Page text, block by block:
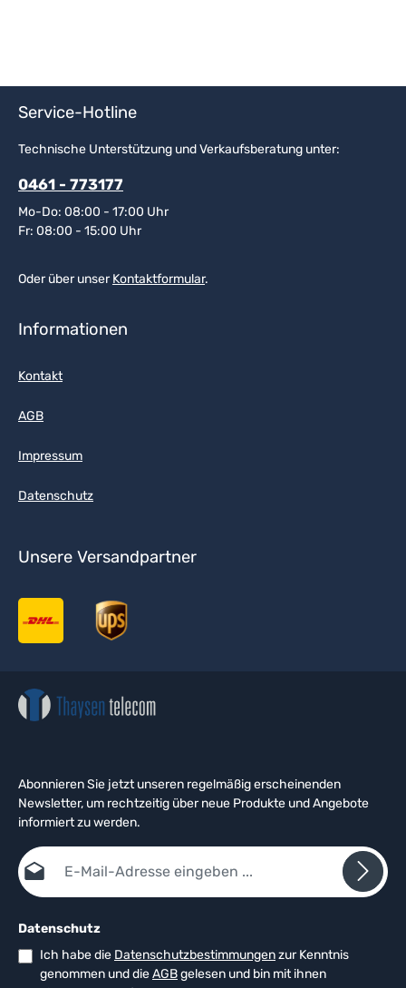
Service-Hotline
Technische Unterstützung und Verkaufsberatung unter:
0461 - 773177
Mo-Do: 08:00 - 17:00 Uhr
Fr: 08:00 - 15:00 Uhr
Oder über unserKontaktformular.
Informationen
Kontakt
AGB
Impressum
Datenschutz
Unsere Versandpartner
Abonnieren Sie jetzt unseren regelmäßig erscheinenden
Newsletter, um rechtzeitig über neue Produkte und Angebote
informiert zu werden.
E-Mail-Adresse*
Datenschutz
Ich habe die Datenschutzbestimmungenzur Kenntnis
genommen und dieAGBgelesen und bin mit ihnen